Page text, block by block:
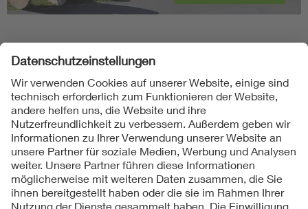
Folgen Sie uns